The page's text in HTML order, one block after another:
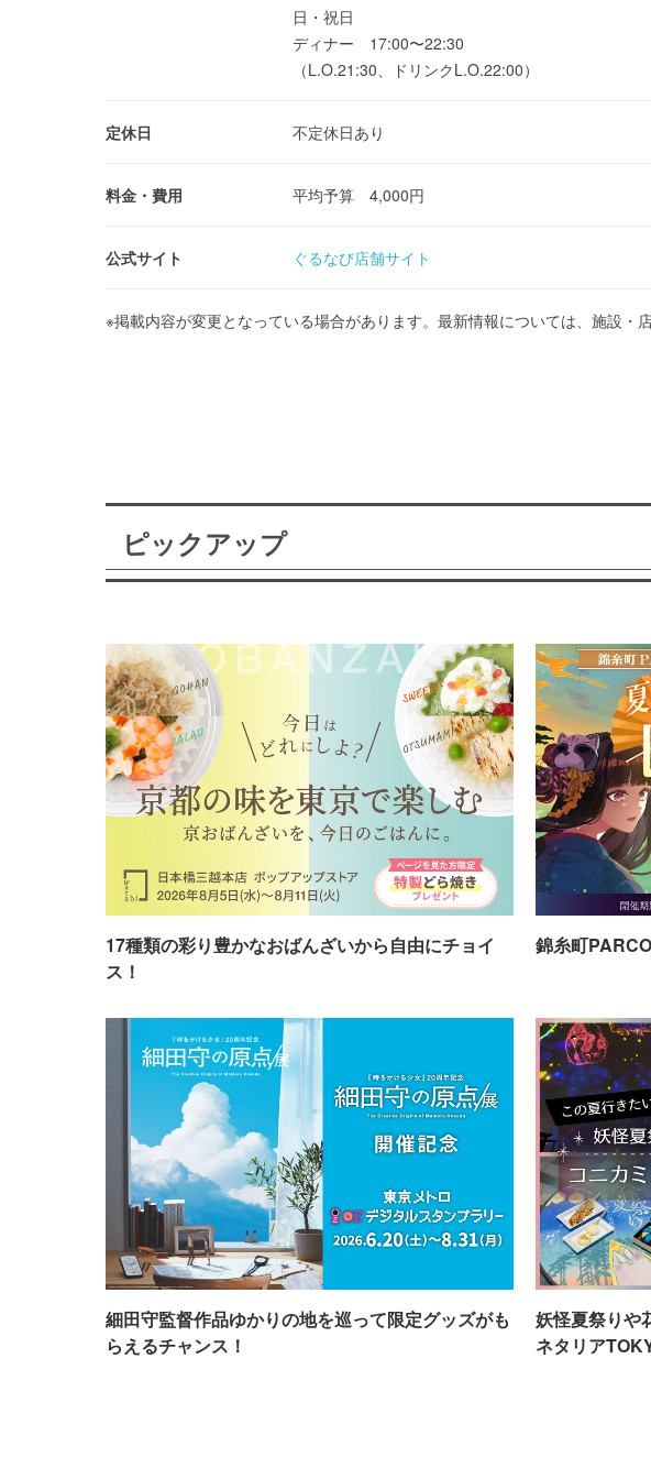
日・祝日
ディナー 17:00〜22:30
（L.O.21:30、ドリンクL.O.22:00）
定休日 不定休日あり
料金・費用 平均予算 4,000円
公式サイト ぐるなび店舗サイト
※掲載内容が変更となっている場合があります。最新情報については、施設・
ピックアップ
17種類の彩り豊かなおばんざいから自由にチョイ
ス！
錦糸町
細田守監督作品ゆかりの地を巡って限定グッズがも
らえるチャンス！
妖怪夏祭りや
ネタリア